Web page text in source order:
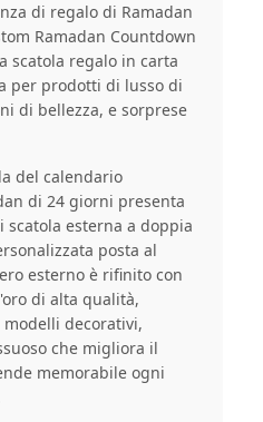
di regalo di Ramadan
Ramadan Countdown
scatola regalo in carta
per prodotti di lusso di
di bellezza, e sorprese
del calendario
di 24 giorni presenta
esterna a doppia
posta al
esterno è rifinito con
di alta qualità,
decorativi,
che migliora il
memorabile ogni